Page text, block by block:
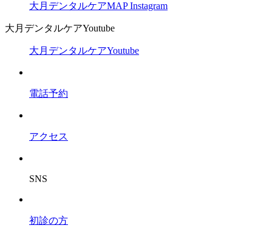
大月デンタルケアMAP Instagram
大月デンタルケアYoutube
大月デンタルケアYoutube
電話予約
アクセス
SNS
初診の方